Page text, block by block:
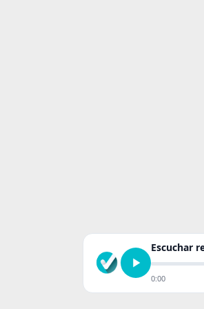
Escuchar
0:00